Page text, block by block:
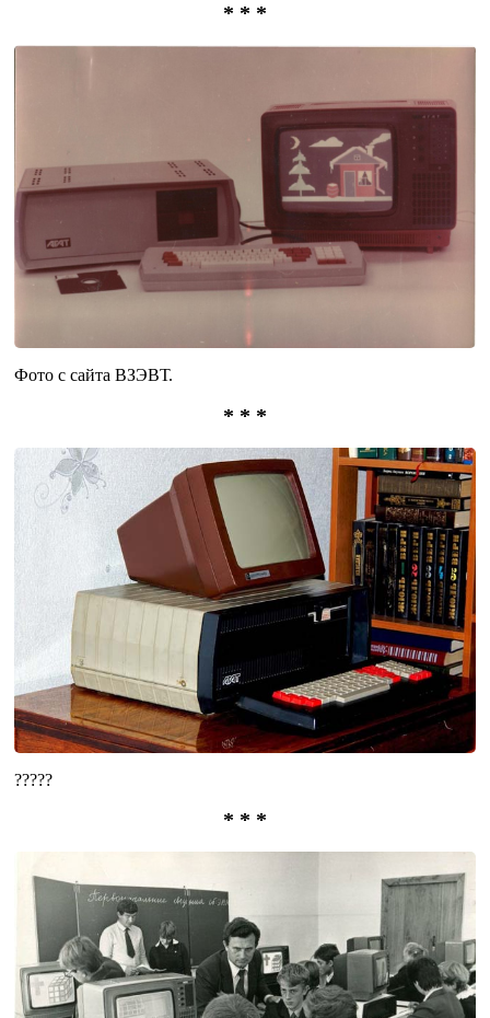
* * *
Фото с сайта ВЗЭВТ.
* * *
?????
* * *